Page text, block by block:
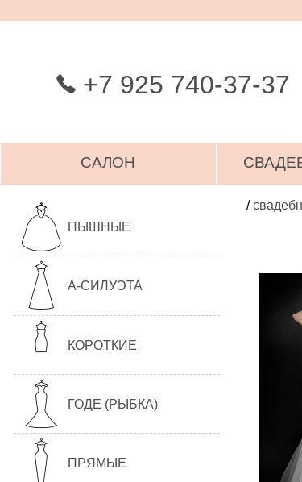
+7 925 740-37-37
САЛОН
ПЫШНЫЕ
А-СИЛУЭТА
КОРОТКИЕ
ГОДЕ (РЫБКА)
ПРЯМЫЕ
/